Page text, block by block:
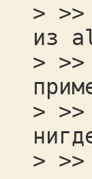
>
из
> >>
> >>
> >>